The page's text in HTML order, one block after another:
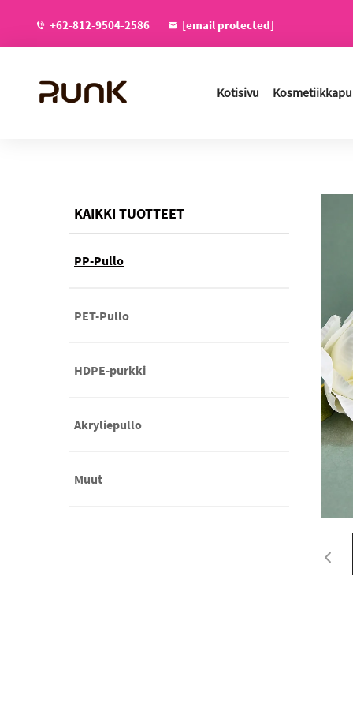
+62-812-9504-2586 [email protected]
Kotisivu
KAIKKI TUOTTEET
PP-Pullo
PET-Pullo
HDPE-purkki
Akryliepullo
Muut